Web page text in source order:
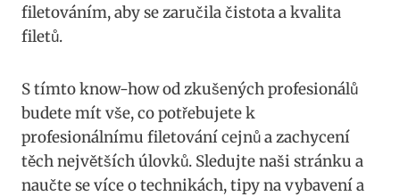
filetováním, aby se zaručila čistota a kvalita
filetů.
S tímto know-how od zkušených profesionálů
budete mít vše, co potřebujete k
profesionálnímu filetování cejnů a zachycení
těch největších úlovků. Sledujte naši stránku a
naučte se více o technikách, tipy na vybavení a